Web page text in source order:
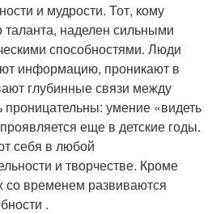
и мудрости. Тот, кому
таланта, наделен сильными
способностями. Люди
информацию, проникают в
глубинные связи между
умение «видеть
еще в детские годы.
себя в любой
и творчестве. Кроме
со временем развиваются
.